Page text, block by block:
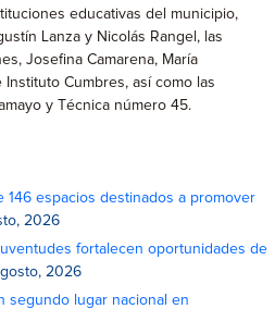
educativas del municipio,
Lanza y Nicolás Rangel, las
Josefina Camarena, María
Cumbres, así como las
y Técnica número 45.
146 espacios destinados a promover
2026
fortalecen oportunidades de
2026
segundo lugar nacional en